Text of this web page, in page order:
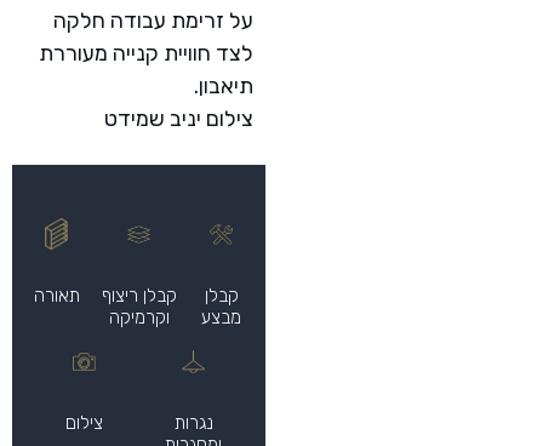
על זרימת עבודה חלקה
לצד חוויית קנייה מעוררת
תיאבון.
צילום יניב שמידט
קבלן
מבצע
קבלן ריצוף
וקרמיקה
תאורה
נגרות
צילום